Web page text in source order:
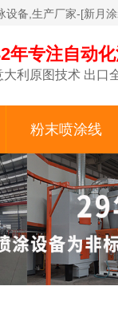
备,生产厂家-[新月
年专注自动
大利原图技术 出口
粉末喷涂线